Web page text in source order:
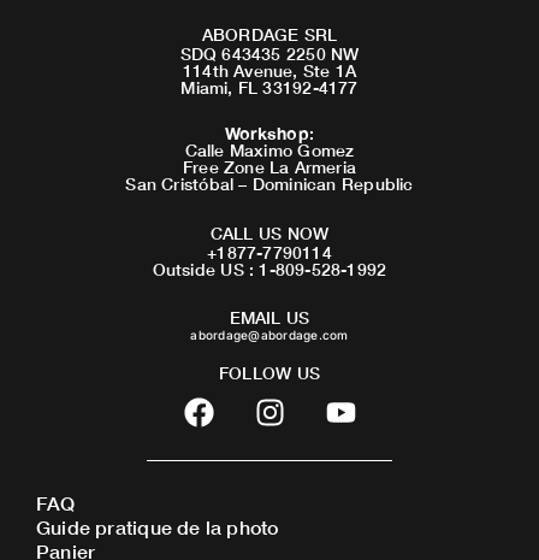
ABORDAGE SRL
SDQ 643435 2250 NW
114th Avenue, Ste 1A
Miami, FL 33192-4177
Workshop:
Calle Maximo Gomez
Free Zone La Armeria
San Cristóbal – Dominican Republic
CALL US NOW
+1877-7790114
Outside US : 1-809-528-1992
EMAIL US
abordage@abordage.com
FOLLOW US
F
a
c
b
o
I
n
s
a
g
Y
o
u
FAQ
Guide pratique de la photo
Panier